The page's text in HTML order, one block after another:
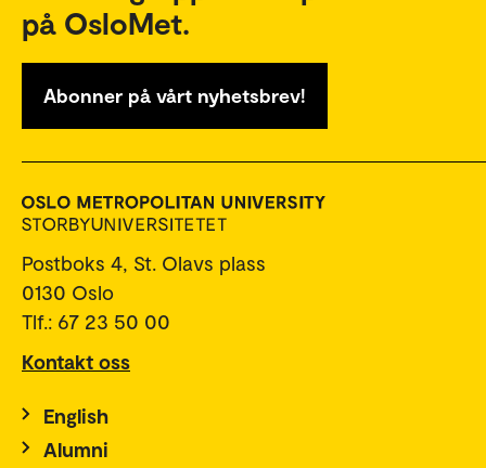
på OsloMet.
Abonner på vårt nyhetsbrev!
Postboks 4, St. Olavs plass
0130 Oslo
Tlf.: 67 23 50 00
Kontakt oss
English
Alumni